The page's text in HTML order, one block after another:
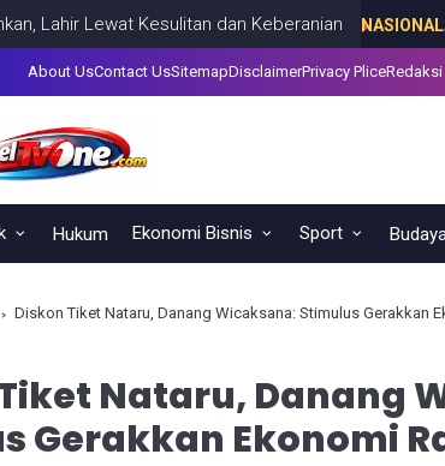
Lewat Kesulitan dan Keberanian NASIONALAUGUST
About UsContact UsSitemapDisclaimerPrivacy PliceRedaksi
Hukum Ekonomi Bisnis Sport Budaya
Diskon Tiket Nataru, Danang Wicaksana: Stimulus Gerakkan
Nataru, Danang
Gerakkan Ekonomi